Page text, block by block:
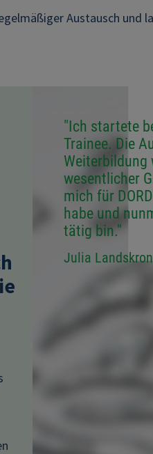
Austausch und
"Ich startete
Trainee. Die
Weiterbildung
wesentlicher
mich für
habe und
tätig bin."
Julia